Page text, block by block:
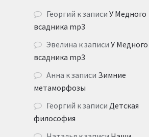
Георгий к записи У Медного
всадника mp3
Эвелина к записи У Медного
всадника mp3
Анна к записи Зимние
метаморфозы
Георгий к записи Детская
философия